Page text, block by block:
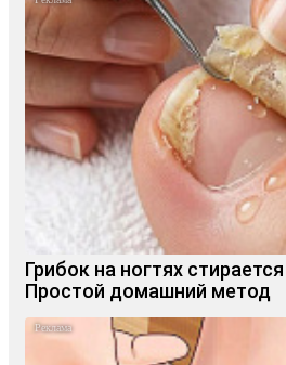
Грибок на ногтях
Простой домашний метод